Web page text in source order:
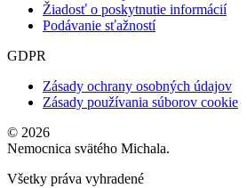
Žiadosť o poskytnutie informácií
Podávanie sťažností
GDPR
Zásady ochrany osobných údajov
Zásady používania súborov cookie
© 2026
Nemocnica svätého Michala.
Všetky práva vyhradené